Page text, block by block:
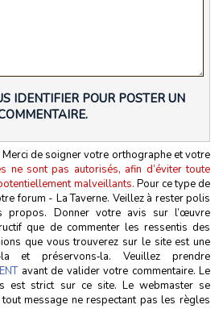
IDENTIFIER POUR POSTER UN
Merci de soigner votre orthographe et votre
ne sont pas autorisés, afin d’éviter toute
malveillants. Pour ce type de
forum - La Taverne. Veillez à rester polis
propos. Donner votre avis sur l’œuvre
que de commenter les ressentis des
que vous trouverez sur le site est une
et préservons‑la. Veuillez prendre
avant de valider votre commentaire. Le
est strict sur ce site. Le webmaster se
message ne respectant pas les règles